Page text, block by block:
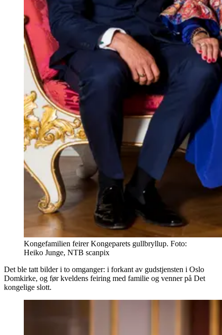
Kongefamilien feirer Kongeparets gullbryllup. Foto:
Heiko Junge, NTB scanpix
Det ble tatt bilder i to omganger: i forkant av gudstjensten i Oslo
Domkirke, og før kveldens feiring med familie og venner på Det
kongelige slott.